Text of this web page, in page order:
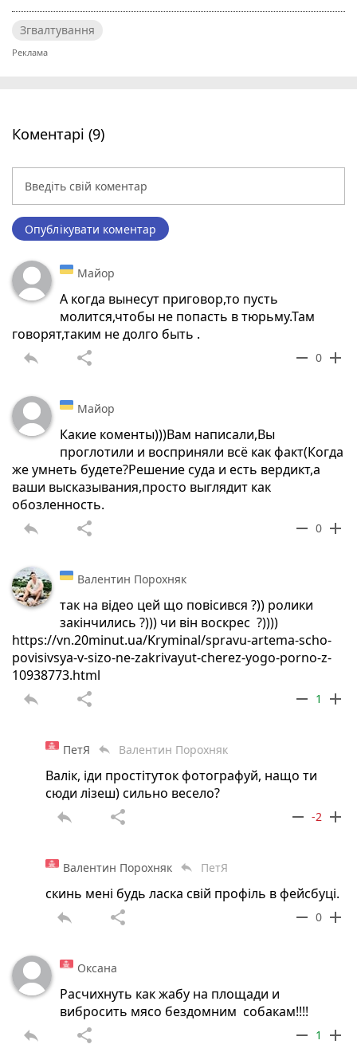
Згвалтування
Коментарі (9)
Опублікувати коментар
Майор
А когда вынесут приговор,то пусть
молится,чтобы не попасть в тюрьму.Там
говорят,таким не долго быть .
reply share remove 0 add
Майор
Какие коменты)))Вам написали,Вы
проглотили и восприняли всё как факт(Когда
же умнеть будете?Решение суда и есть вердикт,а
ваши высказывания,просто выглядит как
обозленность.
reply share remove 0 add
Валентин Порохняк
так на відео цей що повісився ?)) ролики
закінчились ?))) чи він воскрес ?))))
https://vn.20minut.ua/Kryminal/spravu-artema-scho-
povisivsya-v-sizo-ne-zakrivayut-cherez-yogo-porno-z-
10938773.html
reply share remove 1 add
ПетЯ reply Валентин Порохняк
Валік, іди простітуток фотографуй, нащо ти
сюди лізеш) сильно весело?
reply share remove -2 add
Валентин Порохняк reply ПетЯ
скинь мені будь ласка свій профіль в фейсбуці.
reply share remove 0 add
Оксана
Расчихнуть как жабу на площади и
вибросить мясо бездомним собакам!!!!
reply share remove 1 add